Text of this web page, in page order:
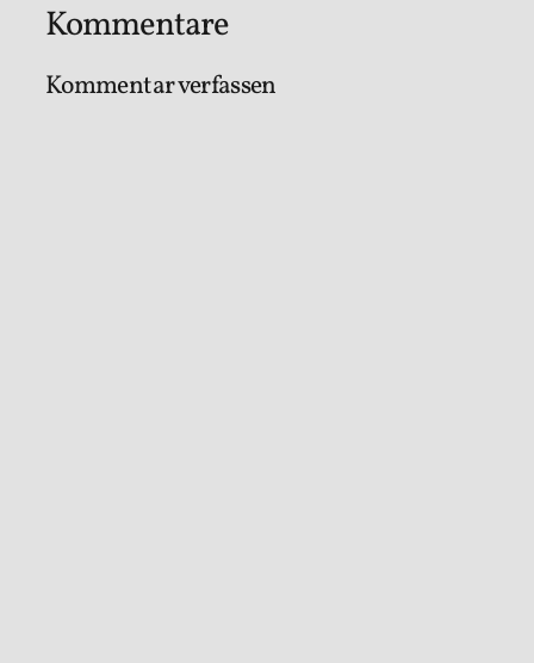
Kommentare
Kommentar verfassen